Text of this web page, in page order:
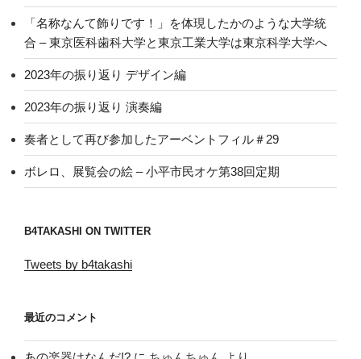
「名称なんて飾りです！」を体現したかのような大学統
合 – 東京医科歯科大学と東京工業大学は東京科学大学へ
2023年の振り返り デザイン編
2023年の振り返り 演奏編
奏者として再び参加したアーベントフィル＃29
ボレロ、展覧会の絵 – 小平市民オケ第38回定期
B4TAKASHI ON TWITTER
Tweets by b4takashi
最近のコメント